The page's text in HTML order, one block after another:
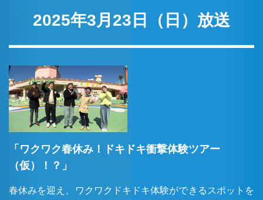
2025年3月23日（日）放送
「ワクワク春休み！ドキドキ衝撃体験ツアー
（仮）！？」
春休みを迎え、ワクワクドキドキ体験ができるスポットを